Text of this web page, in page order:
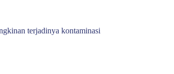
terjadinya kontaminasi